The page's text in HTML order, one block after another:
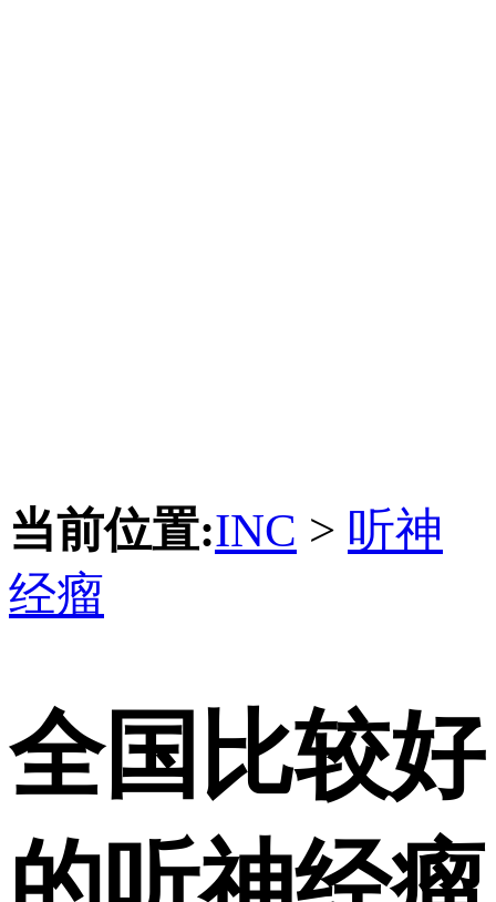
当前位置:INC > 听神
经瘤
全国比较好